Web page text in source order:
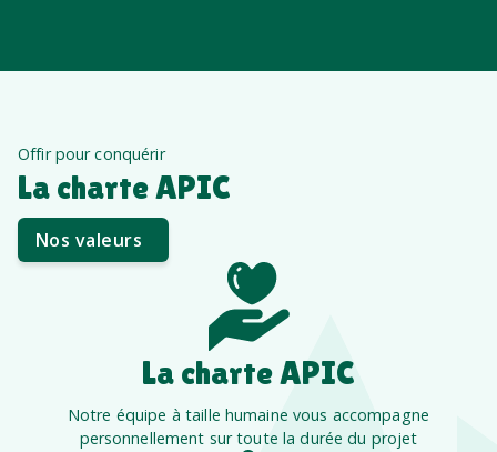
Offir pour conquérir
La charte APIC
Nos valeurs
La charte APIC
Notre équipe à taille humaine vous accompagne
personnellement sur toute la durée du projet